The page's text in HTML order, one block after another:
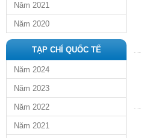
Năm 2021
Năm 2020
TẠP CHÍ QUỐC TẾ
Năm 2024
Năm 2023
Năm 2022
Năm 2021